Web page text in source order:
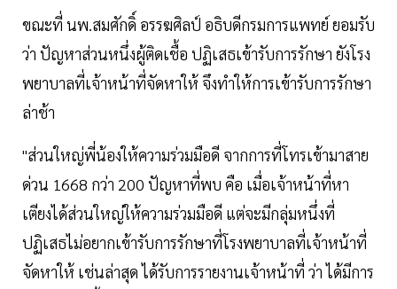
ขณะที่ นพ.สมศักดิ์ อรรฆศิลป์ อธิบดีกรมการแพทย์ ยอมรับ
ว่า ปัญหาส่วนหนึ่งผู้ติดเชื้อ ปฏิเสธเข้ารับการรักษา ยังโรง
พยาบาลที่เจ้าหน้าที่จัดหาให้ จึงทำให้การเข้ารับการรักษา
ล่าช้า
"ส่วนใหญ่พี่น้องให้ความร่วมมือดี จากการที่โทรเข้ามาสาย
ด่วน 1668 กว่า 200 ปัญหาที่พบ คือ เมื่อเจ้าหน้าที่หา
เตียงได้ส่วนใหญ่ให้ความร่วมมือดี แต่จะมีกลุ่มหนึ่งที่
ปฏิเสธไม่อยากเข้ารับการรักษาที่โรงพยาบาลที่เจ้าหน้าที่
จัดหาให้ เช่นล่าสุด ได้รับการรายงานเจ้าหน้าที่ ว่า ได้มีการ